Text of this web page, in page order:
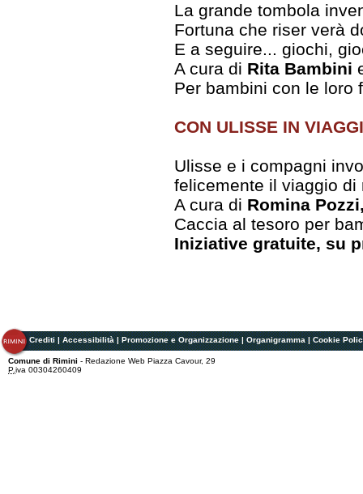
La grande tombola
Fortuna che riser verà
E a seguire... giochi,
A cura di Rita Bambini
Per bambini con le loro
CON ULISSE IN
Ulisse e i compagni
felicemente il viaggio di
A cura di Romina
Caccia al tesoro per
Iniziative gratuite, su
Crediti|Accessibilità|Promozione e Organizzazione|Organigramma|Cookie
Comune di Rimini - Redazione Web Piazza Cavour, 29
P.iva 00304260409